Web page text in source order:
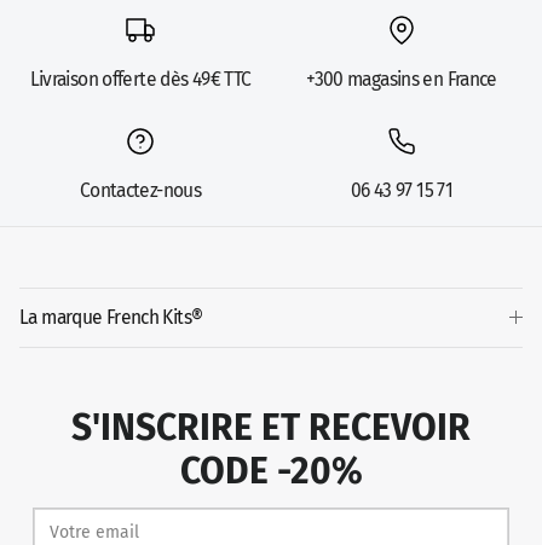
Livraison offerte dès 49€ TTC +300 magasins en France
Contactez-nous 06 43 97 15 71
La marque French Kits®
S'INSCRIRE ET RECEVOIR
CODE -20%